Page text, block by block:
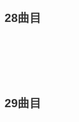
28曲目
29曲目